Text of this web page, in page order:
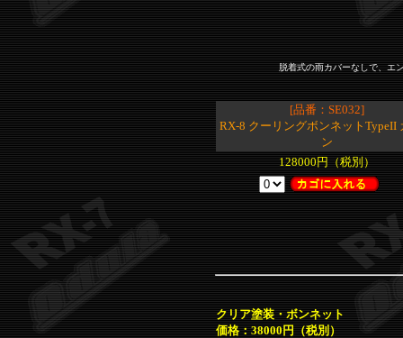
脱着式の雨カバーなしで、エ
[品番：SE032]
RX-8 クーリングボンネットTypeII
ン
128000円（税別）
クリア塗装・ボンネット
価格：38000円（税別）